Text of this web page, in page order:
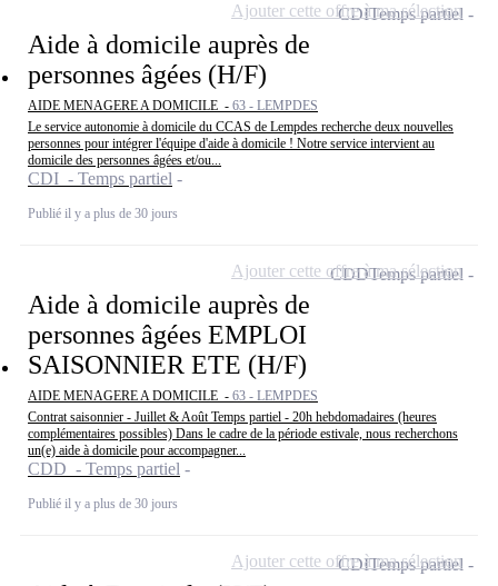
Aide à domicile auprès de
personnes âgées (H/F)
AIDE MENAGERE A DOMICILE - 63 - LEMPDES
Le service autonomie à domicile du CCAS de Lempdes recherche deux nouvelles
personnes pour intégrer l'équipe d'aide à domicile ! Notre service intervient au
domicile des personnes âgées et/ou...
CDI - Temps partiel
Publié il y a plus de 30 jours
CDITemps partiel
Ajouter cette offre à ma sélection
Aide à domicile auprès de
personnes âgées EMPLOI
SAISONNIER ETE (H/F)
AIDE MENAGERE A DOMICILE - 63 - LEMPDES
Contrat saisonnier - Juillet & Août Temps partiel - 20h hebdomadaires (heures
complémentaires possibles) Dans le cadre de la période estivale, nous recherchons
un(e) aide à domicile pour accompagner...
CDD - Temps partiel
Publié il y a plus de 30 jours
CDDTemps partiel
Ajouter cette offre à ma sélection
CDITemps partiel
Ajouter cette offre à ma sélection